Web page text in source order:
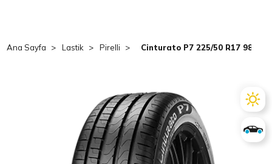
Ana Sayfa Lastik Pirelli Cinturato P7 225/50 R17 98Y r-f